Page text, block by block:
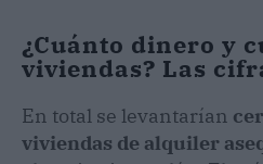
¿Cuánto dinero y
viviendas? Las
En total se levantarían
viviendas de alquiler